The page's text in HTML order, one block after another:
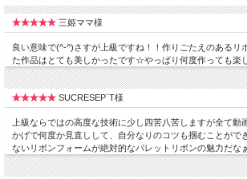
三姫ママ様
良い意味で(^-^)さすが上級ですね！！作りごたえのあるリ
た作品はとても美しかったです☆やっぱり何度作っても楽
SUCRESEP`T様
上級ならではの高度な技術に少し四苦八苦しますが全て動
かげで何度か見直しして、自分なりのコツも掴むことがで
ないリボンフォームが絶対的なパレットリボンの魅力だな